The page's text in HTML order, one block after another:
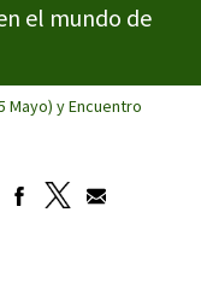
el mundo de
Mayo) y Encuentro